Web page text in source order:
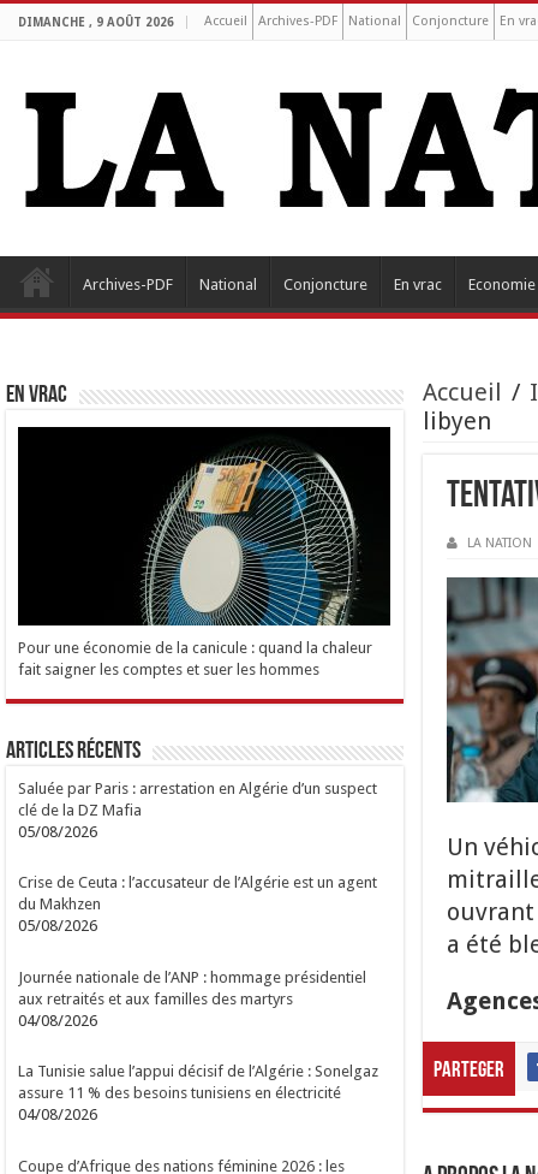
DIMANCHE , 9 AOÛT 2026 Accueil Archives-PDF National Conjoncture En
Archives-PDF National Conjoncture En vrac Economie
Accueil /
libyen
LA NATION
Un
ouvrant
a été
Parteger
EN VRAC
Pour une économie de la canicule : quand la chaleur
fait saigner les comptes et suer les hommes
Articles Récents
Saluée par Paris : arrestation en Algérie d’un suspect
clé de la DZ Mafia
05/08/2026
Crise de Ceuta : l’accusateur de l’Algérie est un agent
du Makhzen
05/08/2026
Journée nationale de l’ANP : hommage présidentiel
aux retraités et aux familles des martyrs
04/08/2026
La Tunisie salue l’appui décisif de l’Algérie : Sonelgaz
assure 11 % des besoins tunisiens en électricité
04/08/2026
Coupe d’Afrique des nations féminine 2026 : les